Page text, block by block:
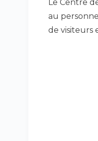
Le Centre
au
de visiteurs